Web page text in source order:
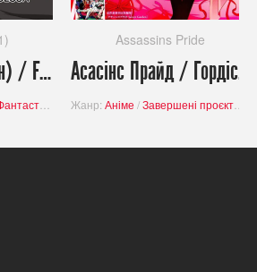
Хвіст Феї (1 cезон) / Fairy Tail (TV-1)
Комедія/Завершені проєкти
Assassins Pride
Асасінс Прайд / Гордість вбивці / Assassins Pride
Жанр: Аніме /Завершені проєкти